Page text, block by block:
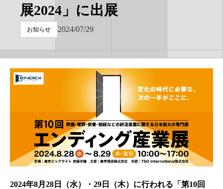
展2024」に出展
お知らせ 2024/07/29
2024年8月28日（水）・29日（木）に行われる「第10回